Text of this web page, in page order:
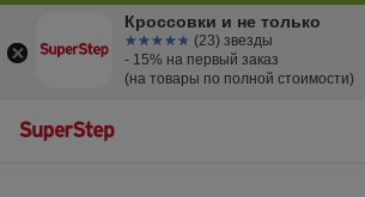
Кроссовки и не только
☆☆☆☆☆
★★★★★ (23) звезды
- 15% на первый заказ
(на товары по полной стоимости)